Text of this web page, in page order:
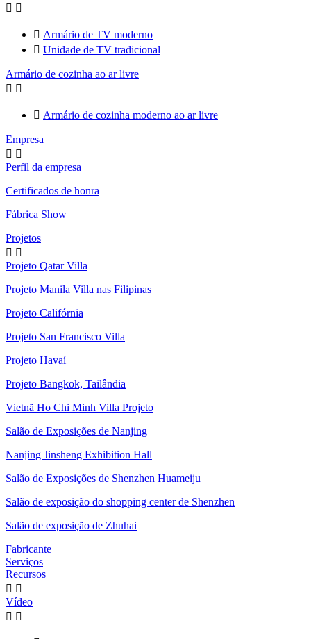
 
 Armário de TV moderno
 Unidade de TV tradicional
Armário de cozinha ao ar livre
 
 Armário de cozinha moderno ao ar livre
Empresa
 
Perfil da empresa
Certificados de honra
Fábrica Show
Projetos
 
Projeto Qatar Villa
Projeto Manila Villa nas Filipinas
Projeto Califórnia
Projeto San Francisco Villa
Projeto Havaí
Projeto Bangkok, Tailândia
Vietnã Ho Chi Minh Villa Projeto
Salão de Exposições de Nanjing
Nanjing Jinsheng Exhibition Hall
Salão de Exposições de Shenzhen Huameiju
Salão de exposição do shopping center de Shenzhen
Salão de exposição de Zhuhai
Fabricante
Serviços
Recursos
 
Vídeo
 